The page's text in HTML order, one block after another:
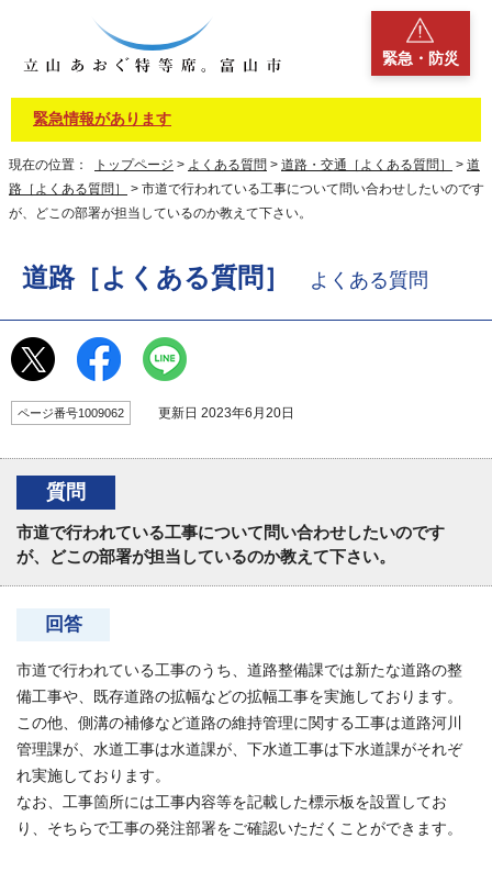
緊急・防災
緊急情報があります
現在の位置： トップページ > よくある質問 > 道路・交通［よくある質問］ > 道
路［よくある質問］
> 市道で行われている工事について問い合わせしたいのです
が、どこの部署が担当しているのか教えて下さい。
道路［よくある質問］ よくある質問
ページ番号1009062 更新日 2023年6月20日
質問
市道で行われている工事について問い合わせしたいのです
が、どこの部署が担当しているのか教えて下さい。
回答
市道で行われている工事のうち、道路整備課では新たな道路の整
備工事や、既存道路の拡幅などの拡幅工事を実施しております。
この他、側溝の補修など道路の維持管理に関する工事は道路河川
管理課が、水道工事は水道課が、下水道工事は下水道課がそれぞ
れ実施しております。
なお、工事箇所には工事内容等を記載した標示板を設置してお
り、そちらで工事の発注部署をご確認いただくことができます。